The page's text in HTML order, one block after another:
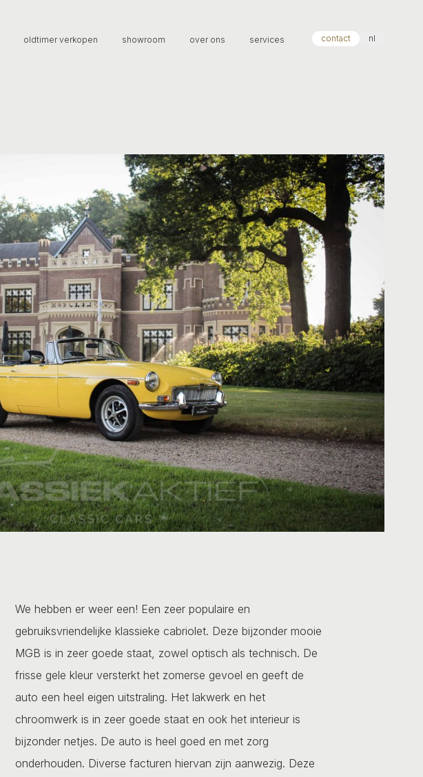
oldtimer verkopen showroom over ons services contact nl
We hebben er weer een! Een zeer populaire en
gebruiksvriendelijke klassieke cabriolet. Deze bijzonder mooie
MGB is in zeer goede staat, zowel optisch als technisch. De
frisse gele kleur versterkt het zomerse gevoel en geeft de
auto een heel eigen uitstraling. Het lakwerk en het
chroomwerk is in zeer goede staat en ook het interieur is
bijzonder netjes. De auto is heel goed en met zorg
onderhouden. Diverse facturen hiervan zijn aanwezig. Deze